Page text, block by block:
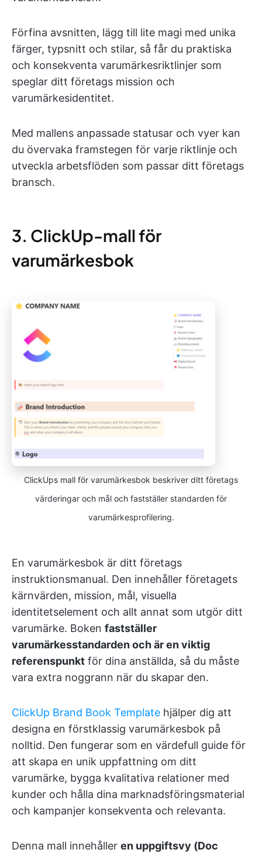
Förfina avsnitten, lägg till lite magi med unika
färger, typsnitt och stilar, så får du praktiska
och konsekventa varumärkesriktlinjer som
speglar ditt företags mission och
varumärkesidentitet.
Med mallens anpassade statusar och vyer kan
du övervaka framstegen för varje riktlinje och
utveckla arbetsflöden som passar ditt företags
bransch.
3. ClickUp-mall för
varumärkesbok
ClickUps mall för varumärkesbok beskriver ditt företags
värderingar och mål och fastställer standarden för
varumärkesprofilering.
En varumärkesbok är ditt företags
instruktionsmanual. Den innehåller företagets
kärnvärden, mission, mål, visuella
identitetselement och allt annat som utgör ditt
varumärke. Boken fastställer
varumärkesstandarden och är en viktig
referenspunkt för dina anställda, så du måste
vara extra noggrann när du skapar den.
ClickUp Brand Book Template hjälper dig att
designa en förstklassig varumärkesbok på
nolltid. Den fungerar som en värdefull guide för
att skapa en unik uppfattning om ditt
varumärke, bygga kvalitativa relationer med
kunder och hålla dina marknadsföringsmaterial
och kampanjer konsekventa och relevanta.
Denna mall innehåller en uppgiftsvy (Doc